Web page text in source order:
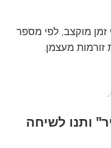
מוקצב, לפי מספר
מעצמן.
להכיר" ותנו לשיחה